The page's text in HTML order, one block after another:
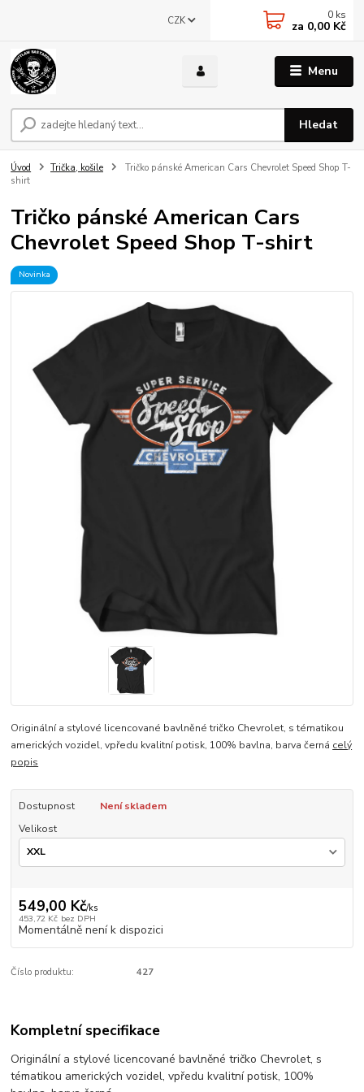
Menu
CZK
Hledat
0 ks
za 0,00 Kč
Úvod Trička, košile
Tričko pánské American Cars Chevrolet Speed Shop T-
shirt
Tričko pánské American Cars
Chevrolet Speed Shop T-shirt
Novinka
Originální a stylové licencované bavlněné tričko Chevrolet, s tématikou
amerických vozidel, vpředu kvalitní potisk, 100% bavlna, barva černá celý
popis
Dostupnost
Není skladem
Velikost
549,00 Kč/ks
453,72 Kč bez DPH
Momentálně není k dispozici
Číslo produktu: 427
Kompletní specifikace
Originální a stylové licencované bavlněné tričko Chevrolet, s
tématikou amerických vozidel, vpředu kvalitní potisk, 100%